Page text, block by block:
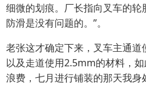
细微的划痕。厂长指向叉车的轮
防滑是没有问题的。”。
老张这才确定下来，叉车主通
以及走道使用2.5mm的材料，
浪费，七月进行铺装的那天我